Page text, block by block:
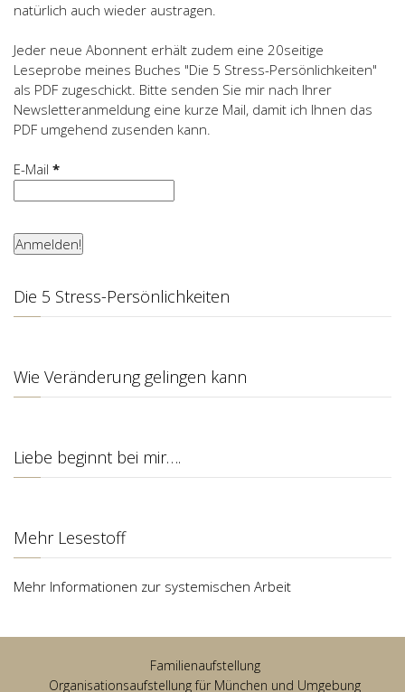
natürlich auch wieder austragen.
Jeder neue Abonnent erhält zudem eine 20seitige
Leseprobe meines Buches "Die 5 Stress-Persönlichkeiten"
als PDF zugeschickt. Bitte senden Sie mir nach Ihrer
Newsletteranmeldung eine kurze Mail, damit ich Ihnen das
PDF umgehend zusenden kann.
E-Mail *
Die 5 Stress-Persönlichkeiten
Wie Veränderung gelingen kann
Liebe beginnt bei mir….
Mehr Lesestoff
Mehr Informationen zur systemischen Arbeit
Familienaufstellung
Organisationsaufstellung für München und Umgebung